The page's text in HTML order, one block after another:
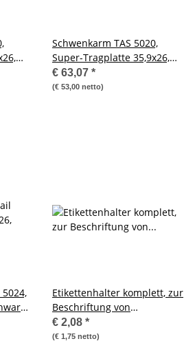
Schwenkarm TAS 5020,
Super-Tragplatte 35,9x26,
schwarz
€ 63,07 *
(€ 53,00 netto)
Etikettenhalter komplett, zur
Beschriftung von
Schwenkflügler
€ 2,08 *
(€ 1,75 netto)